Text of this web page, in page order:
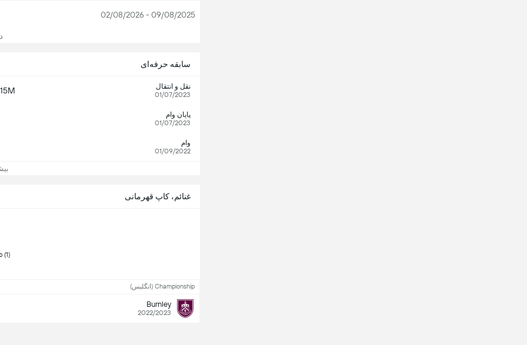
09/08/2025 - 02/08/2026
سابقه حرفه‌ای
نقل و انتقال
01/07/2023
پایان وام
01/07/2023
وام
01/09/2022
غنائم، کاپ قهرمانی
Championship (1)
Championship (انگلیس)
Burnley
2022/2023